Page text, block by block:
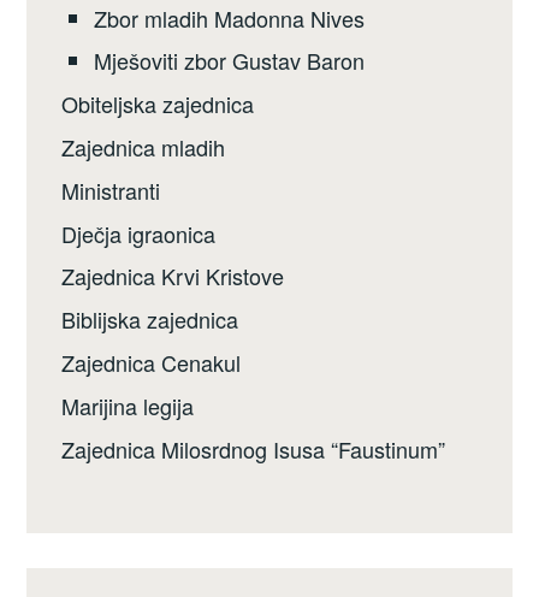
Zbor mladih Madonna Nives
Mješoviti zbor Gustav Baron
Obiteljska zajednica
Zajednica mladih
Ministranti
Dječja igraonica
Zajednica Krvi Kristove
Biblijska zajednica
Zajednica Cenakul
Marijina legija
Zajednica Milosrdnog Isusa “Faustinum”